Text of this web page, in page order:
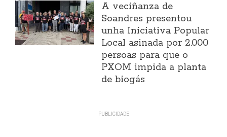
A veciñanza de
Soandres presentou
unha Iniciativa Popular
Local asinada por 2.000
persoas para que o
PXOM impida a planta
de biogás